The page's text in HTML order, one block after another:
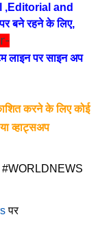
,Editorial and
बने रहने के लिए,
लाइन पर साइन अप
करने के लिए कोई
व्हाट्सअप
#WORLDNEWS
पर